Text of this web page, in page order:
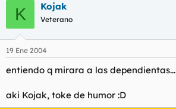
K Kojak
Veterano
19 Ene 2004
entiendo q mirara a las dependientas...
aki Kojak, toke de humor :D